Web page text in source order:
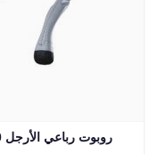
Unitree Go2 Edu Plus Mid 360 روبوت رباعي الأرجل